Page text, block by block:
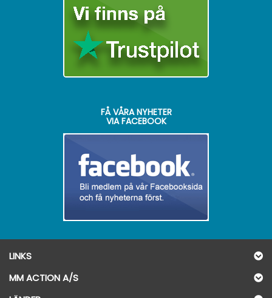
FÅ VÅRA NYHETER
VIA FACEBOOK
LINKS
MM ACTION A/S